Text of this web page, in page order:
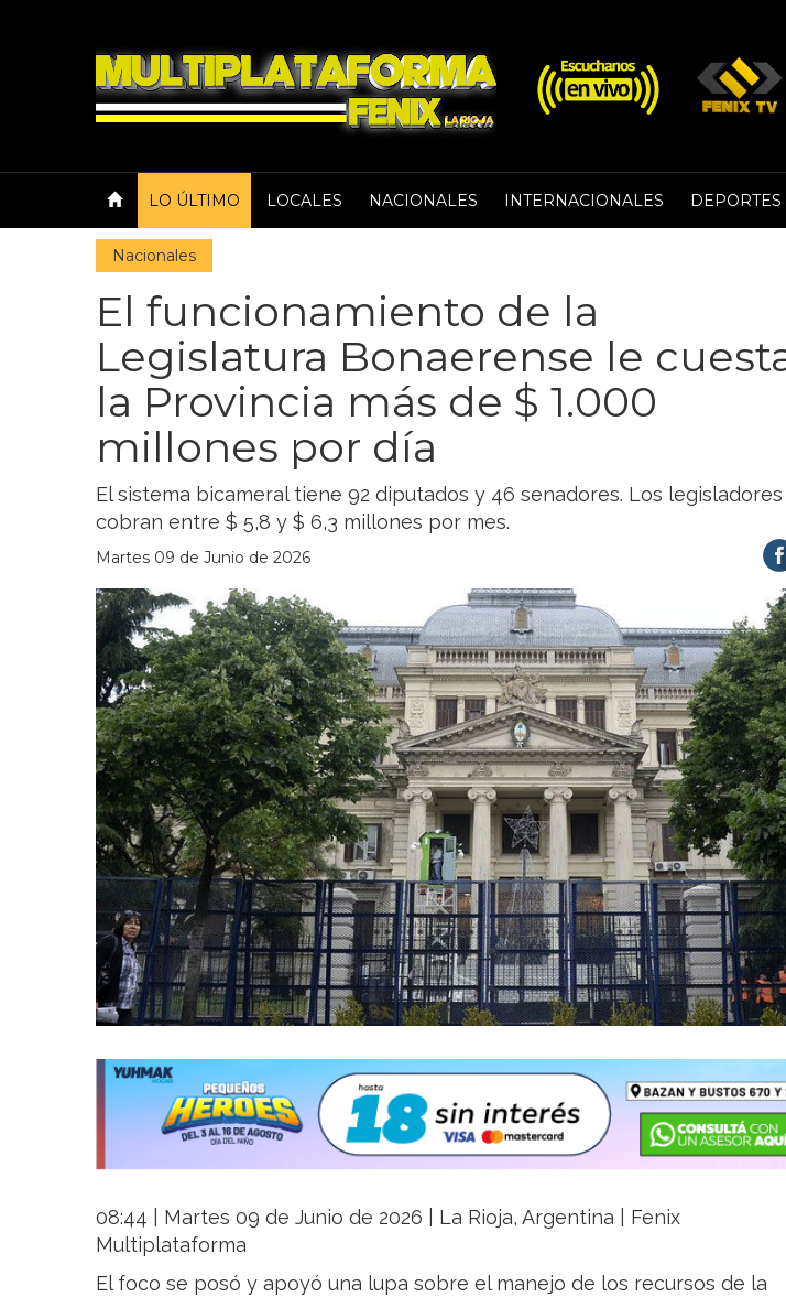
LO ÚLTIMO LOCALES NACIONALES INTERNACIONALES DEPORTES
Nacionales
El funcionamiento de la
Legislatura Bonaerense le
la Provincia más de $ 1.000
millones por día
El sistema bicameral tiene 92 diputados y 46 senadores. Los legisladores
cobran entre $ 5,8 y $ 6,3 millones por mes.
Martes 09 de Junio de 2026
08:44 | Martes 09 de Junio de 2026 | La Rioja, Argentina | Fenix
Multiplataforma
El foco se posó y apoyó una lupa sobre el manejo de los recursos de la